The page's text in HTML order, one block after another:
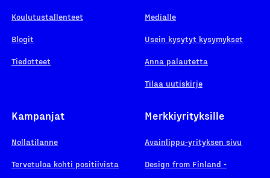
Koulutustallenteet
Blogit
Tiedotteet
Medialle
Usein kysytyt kysymykset
Anna palautetta
Tilaa uutiskirje
Kampanjat
Nollatilanne
Tervetuloa kohti positiivista
Merkkiyrityksille
Avainlippu-yrityksen sivu
Design from Finland -